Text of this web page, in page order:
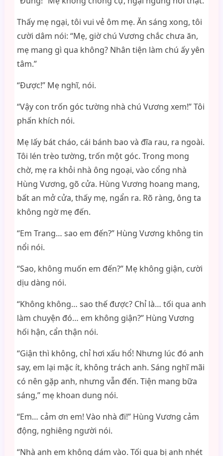
Thấy mẹ ngại, tôi vui vẻ ôm mẹ. Ăn sáng xong, tôi
cười dâm nói: “Mẹ, giờ chú Vương chắc chưa ăn,
mẹ mang gì qua không? Nhân tiện làm chú ấy yên
tâm.”
“Được!” Mẹ nghĩ, nói.
“Vậy con trốn góc tường nhà chú Vương xem!” Tôi
phấn khích nói.
Mẹ lấy bát cháo, cái bánh bao và đĩa rau, ra ngoài.
Tôi lén trèo tường, trốn một góc. Trong mong
chờ, mẹ ra khỏi nhà ông ngoại, vào cổng nhà
Hùng Vương, gõ cửa. Hùng Vương hoang mang,
bất an mở cửa, thấy mẹ, ngẩn ra. Rõ ràng, ông ta
không ngờ mẹ đến.
“Em Trang… sao em đến?” Hùng Vương không tin
nổi nói.
“Sao, không muốn em đến?” Mẹ không giận, cười
dịu dàng nói.
“Không không… sao thế được? Chỉ là… tối qua anh
làm chuyện đó… em không giận?” Hùng Vương
hối hận, cẩn thận nói.
“Giận thì không, chỉ hơi xấu hổ! Nhưng lúc đó anh
say, em lại mặc ít, không trách anh. Sáng nghĩ mãi
có nên gặp anh, nhưng vẫn đến. Tiện mang bữa
sáng,” mẹ khoan dung nói.
“Em… cảm ơn em! Vào nhà đi!” Hùng Vương cảm
động, nghiêng người nói.
“Nhà anh em không dám vào. Tối qua bị anh nhét